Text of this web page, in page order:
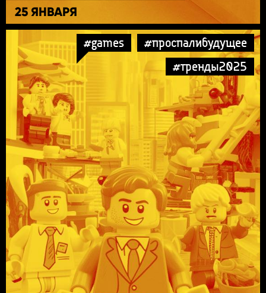
25 ЯНВАРЯ
#games
#проспалибудущее
#тренды2025